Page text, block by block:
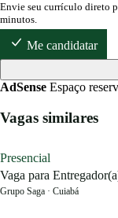
Envie seu currículo direto
minutos.
Me candidatar
AdSense Espaço
Vagas similares
Presencial
Vaga para
Grupo Saga · Cuiabá